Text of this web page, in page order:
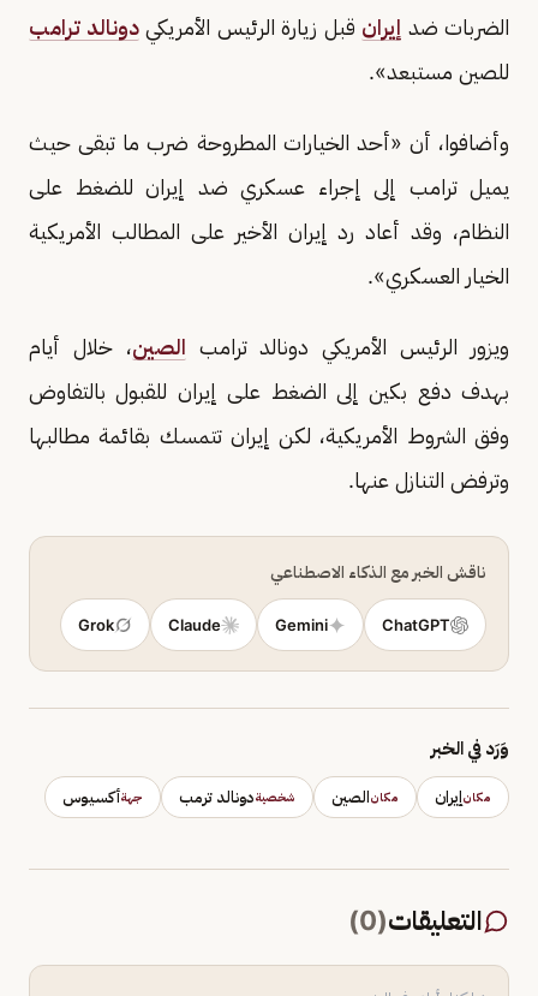
الضربات ضد إيران قبل زيارة الرئيس الأمريكيدونالد ترامب
للصين مستبعد».
وأضافوا، أن «أحد الخيارات المطروحة ضرب ما تبقى حيث
يميل ترامب إلى إجراء عسكري ضد إيران للضغط على
النظام، وقد أعاد رد إيران الأخير على المطالب الأمريكية
الخيار العسكري».
ويزور الرئيس الأمريكي دونالد ترامب الصين، خلال أيام
بهدف دفع بكين إلى الضغط على إيران للقبول بالتفاوض
وفق الشروط الأمريكية، لكن إيران تتمسك بقائمة مطالبها
وترفض التنازل عنها.
ناقش الخبر مع الذكاء الاصطناعي
ChatGPT
Gemini
Claude
Grok
وَرَد في الخبر
مكانإيران مكانالصين شخصيةدونالد ترمب جهةأكسيوس
التعليقات(
0
)